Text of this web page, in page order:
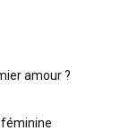
amour ?
féminine